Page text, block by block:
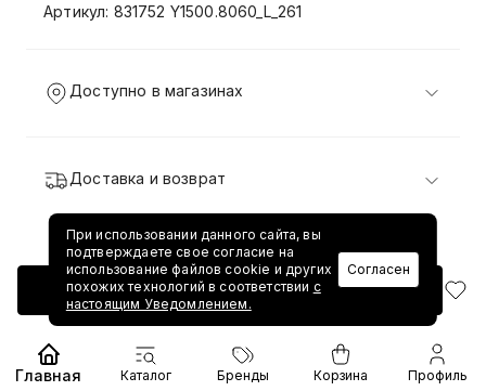
Добавить в корзину
Артикул: 831752 Y1500.8060_L_261
Доступно в магазинах
Доставка и возврат
При использовании данного сайта, вы
подтверждаете свое согласие на
использование файлов cookie и других
похожих технологий в соответствии с
настоящим Уведомлением.
Согласен
Главная Каталог Бренды Корзина Профиль